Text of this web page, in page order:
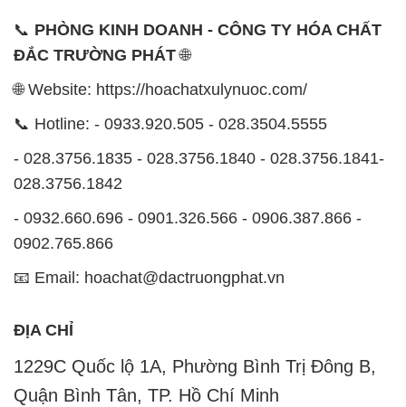
📞 PHÒNG KINH DOANH - CÔNG TY HÓA CHẤT
ĐẮC TRƯỜNG PHÁT🌐
🌐 Website: https://hoachatxulynuoc.com/
📞 Hotline: - 0933.920.505 - 028.3504.5555
- 028.3756.1835 - 028.3756.1840 - 028.3756.1841-
028.3756.1842
- 0932.660.696 - 0901.326.566 - 0906.387.866 -
0902.765.866
📧 Email: hoachat@dactruongphat.vn
ĐỊA CHỈ
1229C Quốc lộ 1A, Phường Bình Trị Đông B,
Quận Bình Tân, TP. Hồ Chí Minh